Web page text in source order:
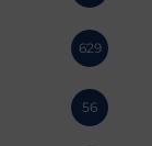
629
56